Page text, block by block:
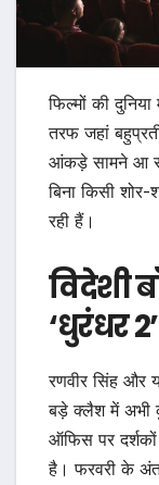
फिल्मों की
तरफ जहां
आंकड़े सामने आ
बिना किसी
रही हैं।
विदेशी
‘धुरंधर
रणवीर सिंह और
बड़े क्लैश में अभी
ऑफिस पर
है। फरवरी के